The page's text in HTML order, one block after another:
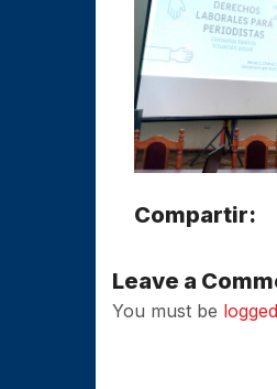
Compartir:
Leave a
You must be